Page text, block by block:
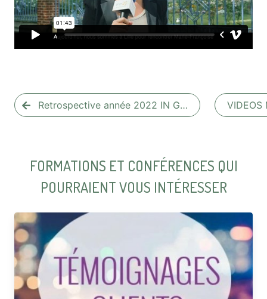
Retrospective année 2022 IN G… VIDEOS
FORMATIONS ET CONFÉRENCES QUI
POURRAIENT VOUS INTÉRESSER